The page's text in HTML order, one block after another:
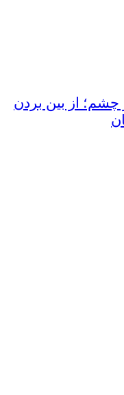
از بین بردن